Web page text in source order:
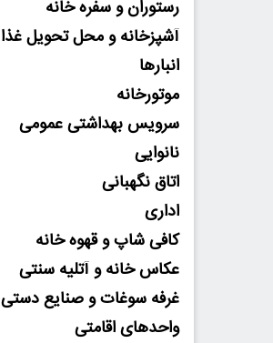
رستوران و سفره خانه
آشپزخانه و محل تحویل غذا
انبارها
موتورخانه
سرویس بهداشتی عمومی
نانوایی
اتاق نگهبانی
اداری
کافی شاپ و قهوه خانه
عکاس خانه و آتلیه سنتی
غرفه سوغات و صنایع دستی
واحدهای اقامتی